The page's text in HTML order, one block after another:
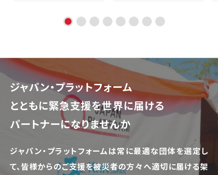
ジャパン・プラットフォーム
とともに緊急支援を世界に届ける
パートナーになりませんか
ジャパン・プラットフォームは常に最適な団体を選定し
て、皆様からのご支援を被災者の方々へ適切に届ける架